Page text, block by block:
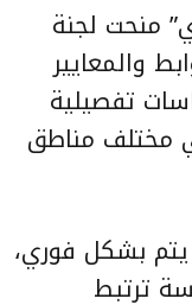
منحت لجنة
والمعايير
تفصيلية
مختلف مناطق
بشكل فوري،
ترتبط